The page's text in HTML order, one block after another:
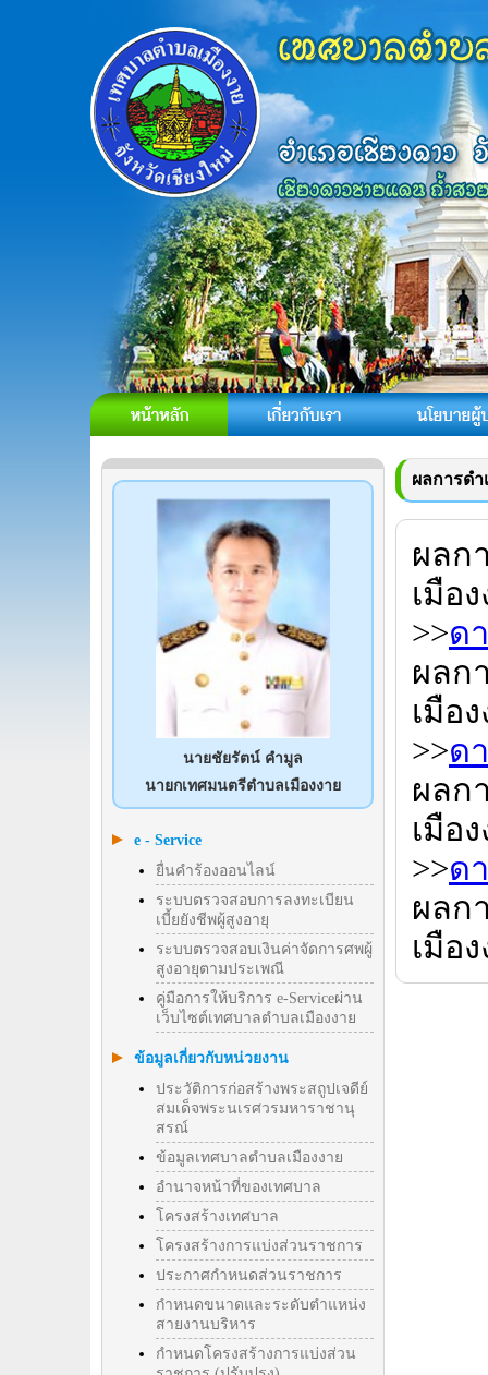
นายชัยรัตน์ คำมูล
นายกเทศมนตรีตำบลเมืองงาย
e - Service
ยื่นคำร้องออนไลน์
ระบบตรวจสอบการลงทะเบียน
เบี้ยยังชีพผู้สูงอายุ
ระบบตรวจสอบเงินค่าจัดการศพผู้
สูงอายุตามประเพณี
คู่มือการให้บริการ e-Serviceผ่าน
เว็บไซต์เทศบาลตำบลเมืองงาย
ข้อมูลเกี่ยวกับหน่วยงาน
ประวัติการก่อสร้างพระสถูปเจดีย์
สมเด็จพระนเรศวรมหาราชานุ
สรณ์
ข้อมูลเทศบาลตำบลเมืองงาย
อำนาจหน้าที่ของเทศบาล
โครงสร้างเทศบาล
โครงสร้างการแบ่งส่วนราชการ
ประกาศกำหนดส่วนราชการ
กำหนดขนาดและระดับตำแหน่ง
สายงานบริหาร
กำหนดโครงสร้างการแบ่งส่วน
ผลการดำ
ผลก
เมือ
>>ด
ผลก
เมือ
>>ด
ผลก
เมือ
>>ด
ผลก
เมือ